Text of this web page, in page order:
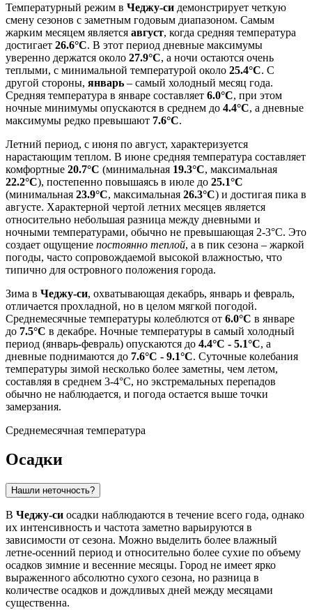
Температурный режим в Чеджу-си демонстрирует четкую
смену сезонов с заметным годовым диапазоном. Самым
жарким месяцем является август, когда средняя температура
достигает 26.6°C. В этот период дневные максимумы
уверенно держатся около 27.9°C, а ночи остаются очень
теплыми, с минимальной температурой около 25.4°C. С
другой стороны, январь – самый холодный месяц года.
Средняя температура в январе составляет 6.0°C, при этом
ночные минимумы опускаются в среднем до 4.4°C, а дневные
максимумы редко превышают 7.6°C.
Летний период, с июня по август, характеризуется
нарастающим теплом. В июне средняя температура составляет
комфортные 20.7°C (минимальная 19.3°C, максимальная
22.2°C), постепенно повышаясь в июле до 25.1°C
(минимальная 23.9°C, максимальная 26.3°C) и достигая пика в
августе. Характерной чертой летних месяцев является
относительно небольшая разница между дневными и
ночными температурами, обычно не превышающая 2-3°C. Это
создает ощущение постоянно теплой, а в пик сезона – жаркой
погоды, часто сопровождаемой высокой влажностью, что
типично для островного положения города.
Зима в Чеджу-си, охватывающая декабрь, январь и февраль,
отличается прохладной, но в целом мягкой погодой.
Среднемесячные температуры колеблются от 6.0°C в январе
до 7.5°C в декабре. Ночные температуры в самый холодный
период (январь-февраль) опускаются до 4.4°C - 5.1°C, а
дневные поднимаются до 7.6°C - 9.1°C. Суточные колебания
температуры зимой несколько более заметны, чем летом,
составляя в среднем 3-4°C, но экстремальных перепадов
обычно не наблюдается, и погода остается выше точки
замерзания.
Среднемесячная температура
Осадки
Нашли неточность?
В Чеджу-си осадки наблюдаются в течение всего года, однако
их интенсивность и частота заметно варьируются в
зависимости от сезона. Можно выделить более влажный
летне-осенний период и относительно более сухие по объему
осадков зимние и весенние месяцы. Город не имеет ярко
выраженного абсолютно сухого сезона, но разница в
количестве осадков и дождливых дней между месяцами
существенна.